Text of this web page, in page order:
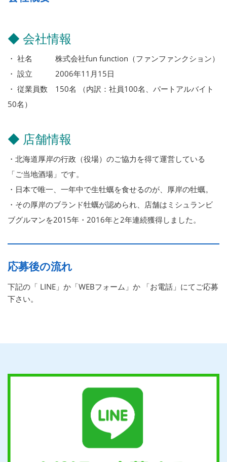
◆ 会社情報
・ 社名 株式会社fun function（ファンファンクション）
・ 設立 2006年11月15日
・ 従業員数 150名 （内訳：社員100名、パートアルバイト
50名）
◆ 店舗情報
・北海道厚岸の行政（役場）のご協力を得て運営している
「ご当地酒場」です。
・日本で唯一、一年中で生牡蠣を食せるのが、厚岸の牡蠣。
・その厚岸のブランド牡蠣が認められ、店舗はミシュランビ
ブグルマンを2015年・2016年と2年連続獲得しました。
応募後の流れ
下記の「 LINE」か「WEBフォーム」か 「お電話」にてご応募
下さい。